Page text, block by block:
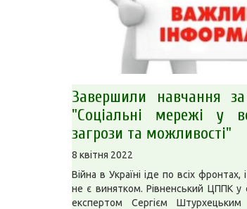
Завершили навчання
"Соціальні мережі у
загрози та можливості"
8 квітня 2022
Війна в Україні іде по всіх фронтах,
не є винятком. Рівненський ЦППК у
експертом Сергієм Штурхецьким